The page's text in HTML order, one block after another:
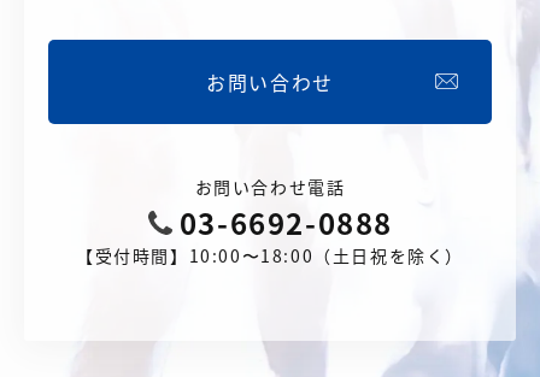
お問い合わせ
お問い合わせ電話
03-6692-0888
【受付時間】10:00〜18:00（土日祝を除く）